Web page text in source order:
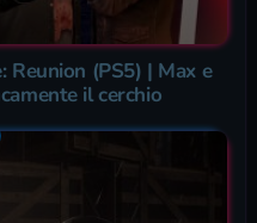
Reunion (PS5) | Max e
il cerchio